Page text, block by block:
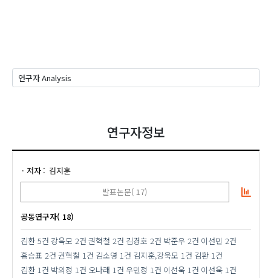
연구자정보
저자
김지훈
발표논문( 17)
공동연구자( 18)
김환 5건 강욱모 2건 권혁철 2건 김경호 2건 박준우 2건 이선민 2건
홍승표 2건 권혁철 1건 김소영 1건 김지훈,강욱모 1건 김환 1건
김환 1건 박의정 1건 오나래 1건 우민정 1건 이선욱 1건 이선욱 1건